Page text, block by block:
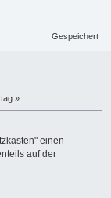
Gespeichert
»
einen
auf der